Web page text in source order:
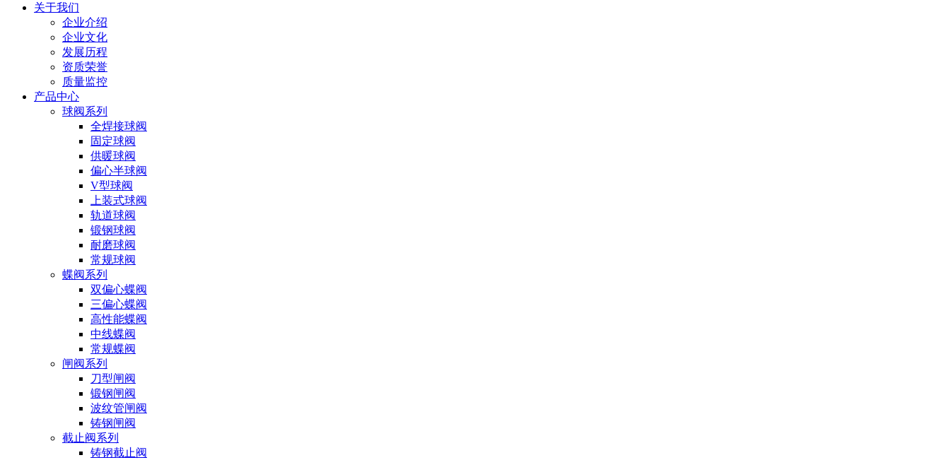
关于我们
企业介绍
企业文化
发展历程
资质荣誉
质量监控
产品中心
球阀系列
全焊接球阀
固定球阀
供暖球阀
偏心半球阀
V型球阀
上装式球阀
轨道球阀
锻钢球阀
耐磨球阀
常规球阀
蝶阀系列
双偏心蝶阀
三偏心蝶阀
高性能蝶阀
中线蝶阀
常规蝶阀
闸阀系列
刀型闸阀
锻钢闸阀
波纹管闸阀
铸钢闸阀
截止阀系列
铸钢截止阀